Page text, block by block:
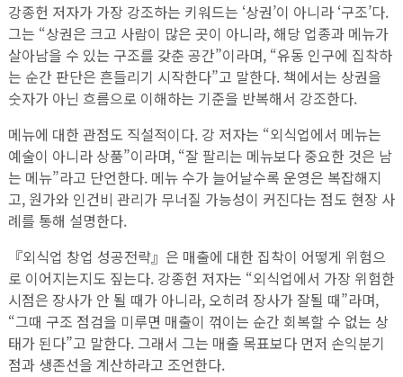
강종헌 저자가 가장 강조하는 키워드는 ‘상권’이 아니라 ‘구조’다.
그는 “상권은 크고 사람이 많은 곳이 아니라, 해당 업종과 메뉴가
살아남을 수 있는 구조를 갖춘 공간”이라며, “유동 인구에 집착하
는 순간 판단은 흔들리기 시작한다”고 말한다. 책에서는 상권을
숫자가 아닌 흐름으로 이해하는 기준을 반복해서 강조한다.
메뉴에 대한 관점도 직설적이다. 강 저자는 “외식업에서 메뉴는
예술이 아니라 상품”이라며, “잘 팔리는 메뉴보다 중요한 것은 남
는 메뉴”라고 단언한다. 메뉴 수가 늘어날수록 운영은 복잡해지
고, 원가와 인건비 관리가 무너질 가능성이 커진다는 점도 현장 사
례를 통해 설명한다.
『외식업 창업 성공전략』은 매출에 대한 집착이 어떻게 위험으
로 이어지는지도 짚는다. 강종헌 저자는 “외식업에서 가장 위험한
시점은 장사가 안 될 때가 아니라, 오히려 장사가 잘될 때”라며,
“그때 구조 점검을 미루면 매출이 꺾이는 순간 회복할 수 없는 상
태가 된다”고 말한다. 그래서 그는 매출 목표보다 먼저 손익분기
점과 생존선을 계산하라고 조언한다.